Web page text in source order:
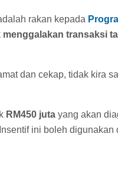
rakan kepada
menggalakan transaksi
dan cekap, tidak kira
RM450 juta yang akan
ini boleh digunakan